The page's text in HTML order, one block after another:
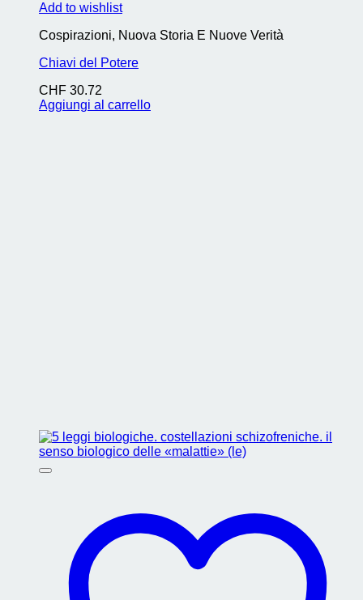
Add to wishlist
Cospirazioni, Nuova Storia E Nuove Verità
Chiavi del Potere
CHF 30.72
Aggiungi al carrello